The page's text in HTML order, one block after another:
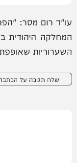
עו"ד רום מסר:
המחלקה היהודית
השערוריות
שלח תגובה על